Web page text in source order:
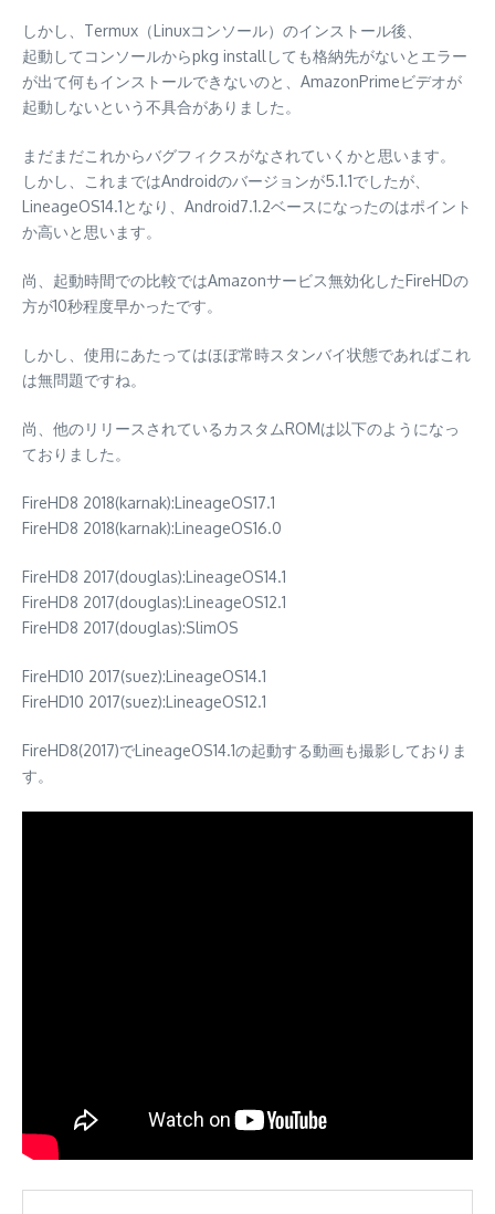
しかし、Termux（Linuxコンソール）のインストール後、
起動してコンソールからpkg installしても格納先がないとエラー
が出て何もインストールできないのと、AmazonPrimeビデオが
起動しないという不具合がありました。
まだまだこれからバグフィクスがなされていくかと思います。
しかし、これまではAndroidのバージョンが5.1.1でしたが、
LineageOS14.1となり、Android7.1.2ベースになったのはポイント
か高いと思います。
尚、起動時間での比較ではAmazonサービス無効化したFireHDの
方が10秒程度早かったです。
しかし、使用にあたってはほぼ常時スタンバイ状態であればこれ
は無問題ですね。
尚、他のリリースされているカスタムROMは以下のようになっ
ておりました。
FireHD8 2018(karnak):LineageOS17.1
FireHD8 2018(karnak):LineageOS16.0
FireHD8 2017(douglas):LineageOS14.1
FireHD8 2017(douglas):LineageOS12.1
FireHD8 2017(douglas):SlimOS
FireHD10 2017(suez):LineageOS14.1
FireHD10 2017(suez):LineageOS12.1
FireHD8(2017)でLineageOS14.1の起動する動画も撮影しておりま
す。